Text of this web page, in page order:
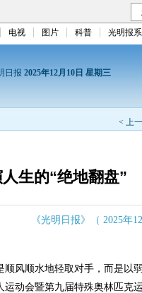
电视 图片 科普 光明报系
日报 2025年12月10日 星期三
< 上
生的“绝地翻盘”
《光明日报》（ 2025年
风顺水地轻取对手，而是以
动会暨第九届特殊奥林匹克